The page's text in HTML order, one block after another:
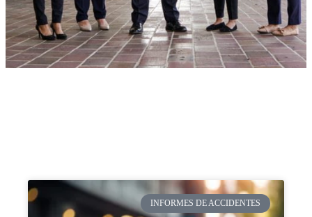
INFORMES DE ACCIDENTES